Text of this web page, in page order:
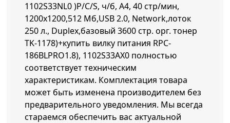
1102S33NL0 )P/C/S, ч/б, A4, 40 стр/мин,
1200x1200,512 Мб,USB 2.0, Network,лоток
250 л., Duplex,базовый 3600 стр. орг. тонер
TK-1178)+купить вилку питания RPC-
186BLPRO1.8), 1102S33AX0 полностью
соответствует техническим
характеристикам. Комплектация товара
может быть изменена производителем без
предварительного уведомления. Мы всегда
стараемся обеспечить вас актуальной